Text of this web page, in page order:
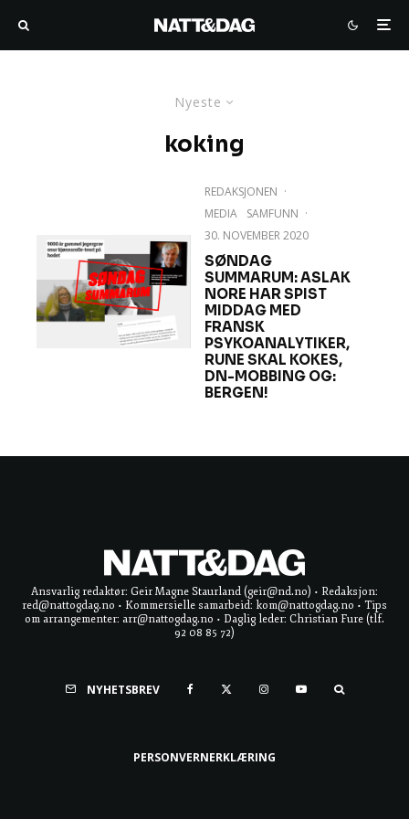
Nyeste
koking
REDAKSJONEN ·
MEDIA
SAMFUNN ·
30. NOVEMBER 2020
SØNDAG
SUMMARUM: ASLAK
NORE HAR SPIST
MIDDAG MED
FRANSK
PSYKOANALYTIKER,
RUNE SKAL KOKES,
DN-MOBBING OG:
BERGEN!
Ansvarlig redaktør: Geir Magne Staurland (geir@nd.no) • Redaksjon:
red@nattogdag.no • Kommersielle samarbeid: kom@nattogdag.no • Tips
om arrangementer: arr@nattogdag.no • Daglig leder: Christian Fure (tlf.
92 08 85 72)
NYHETSBREV
PERSONVERNERKLÆRING